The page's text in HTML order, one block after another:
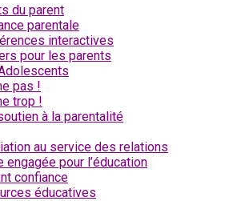
du parent
parentale
interactives
pour les parents
pas !
trop !
à la parentalité
au service des relations
engagée pour l’éducation
confiance
éducatives